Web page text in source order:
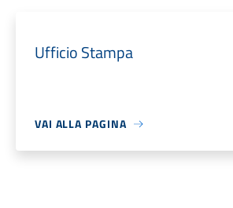
Ufficio Stampa
VAI ALLA PAGINA